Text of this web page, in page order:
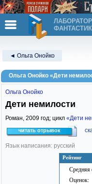
◄ Ольга Онойко
Ольга Онойко «Дети
Рейтинг
Средняя
Оценок:
Ольга Онойко
Дети немилости
Роман, 2009 год; цикл «Дети
читать отрывок
Язык написания: русский